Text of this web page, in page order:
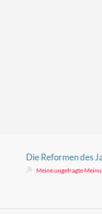
Die Reformen des
Meine ungefragte